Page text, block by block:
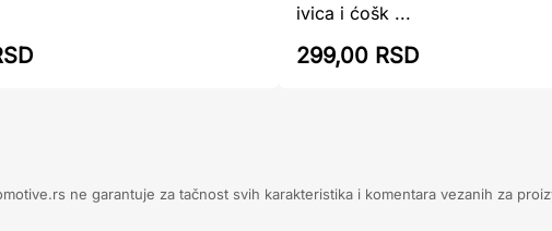
ivica i ćošk ...
299,00 RSD
ne garantuje za tačnost svih karakteristika i komentara vezanih za